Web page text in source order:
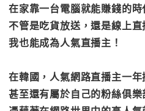
在家靠一台電腦就能賺錢的時
不管是吃貨放送，還是線上直
我也能成為人氣直播主！
在韓國，人氣網路直播主一
甚至還有屬於自己的粉絲俱樂